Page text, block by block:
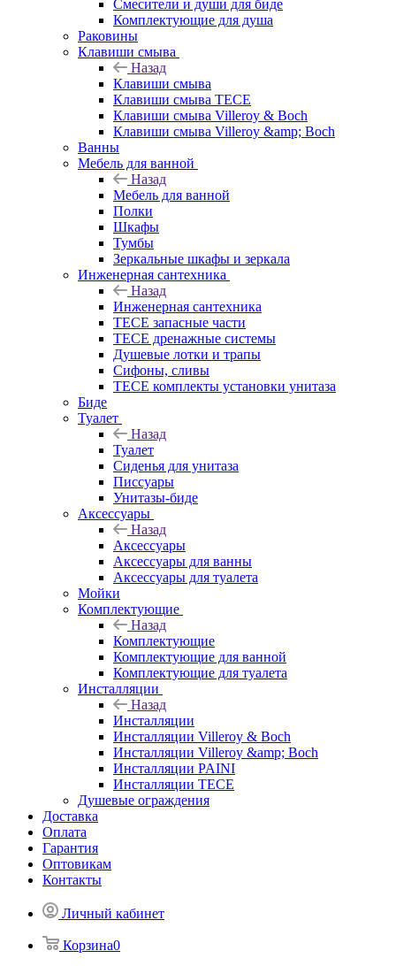
Смесители и души для биде
Комплектующие для душа
Раковины
Клавиши смыва
Назад
Клавиши смыва
Клавиши смыва TECE
Клавиши смыва Villeroy & Boch
Клавиши смыва Villeroy &amp; Boch
Ванны
Мебель для ванной
Назад
Мебель для ванной
Полки
Шкафы
Тумбы
Зеркальные шкафы и зеркала
Инженерная сантехника
Назад
Инженерная сантехника
TECE запасные части
TECE дренажные системы
Душевые лотки и трапы
Сифоны, сливы
TECE комплекты установки унитаза
Биде
Туалет
Назад
Туалет
Сиденья для унитаза
Писсуары
Унитазы-биде
Аксессуары
Назад
Аксессуары
Аксессуары для ванны
Аксессуары для туалета
Мойки
Комплектующие
Назад
Комплектующие
Комплектующие для ванной
Комплектующие для туалета
Инсталляции
Назад
Инсталляции
Инсталляции Villeroy & Boch
Инсталляции Villeroy &amp; Boch
Инсталляции PAINI
Инсталляции TECE
Душевые ограждения
Доставка
Оплата
Гарантия
Оптовикам
Контакты
Личный кабинет
Корзина0